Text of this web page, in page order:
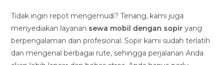
Tidak ingin repot mengemudi? Tenang, kami juga
menyediakan layanan sewa mobil dengan sopir yang
berpengalaman dan profesional. Sopir kami sudah terlatih
dan mengenal berbagai rute, sehingga perjalanan Anda